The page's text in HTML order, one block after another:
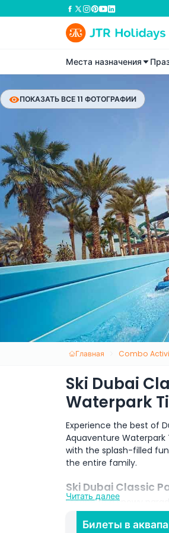
Места назначения
ПОКАЗАТЬ ВСЕ 11 ФОТОГРАФИИ
Главная Combo
Ski Dubai
Waterpark
Experience the best of
Aquaventure
with the splash-filled
the entire family.
Ski Dubai Classic
Escape to a snowy
Emirates. With the Ski
Читать далее
Билеты в